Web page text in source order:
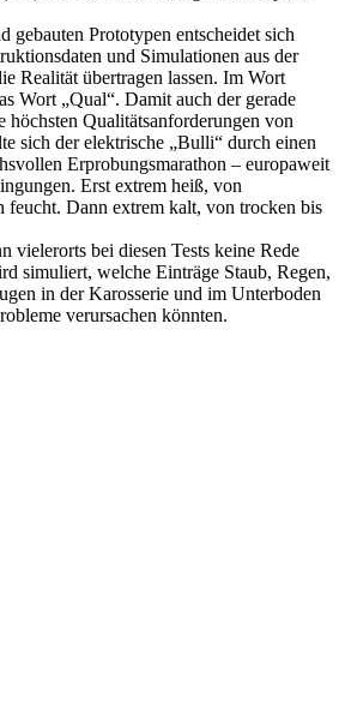
gebauten Prototypen entscheidet sich
und Simulationen aus der
Realität übertragen lassen. Im Wort
Wort „Qual“. Damit auch der gerade
Qualitätsanforderungen von
sich der elektrische „Bulli“ durch einen
Erprobungsmarathon – europaweit
Erst extrem heiß, von
feucht. Dann extrem kalt, von trocken bis
vielerorts bei diesen Tests keine Rede
simuliert, welche Einträge Staub, Regen,
in der Karosserie und im Unterboden
verursachen könnten.